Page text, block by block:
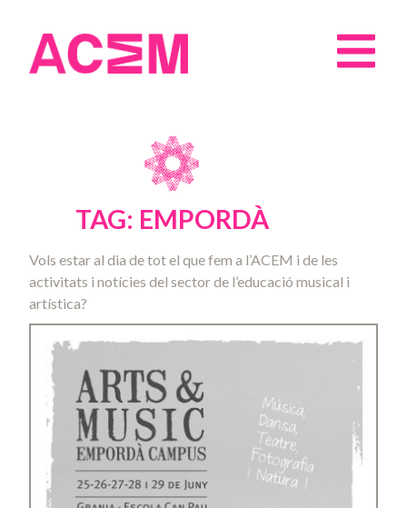
TAG: EMPORDÀ
Vols estar al dia de tot el que fem a l’ACEM i de les
activitats i notícies del sector de l’educació musical i
artística?